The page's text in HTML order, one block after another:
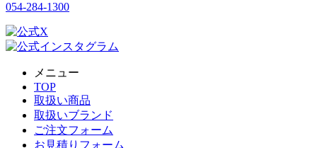
054-284-1300
メニュー
TOP
取扱い商品
取扱いブランド
ご注文フォーム
お見積りフォーム